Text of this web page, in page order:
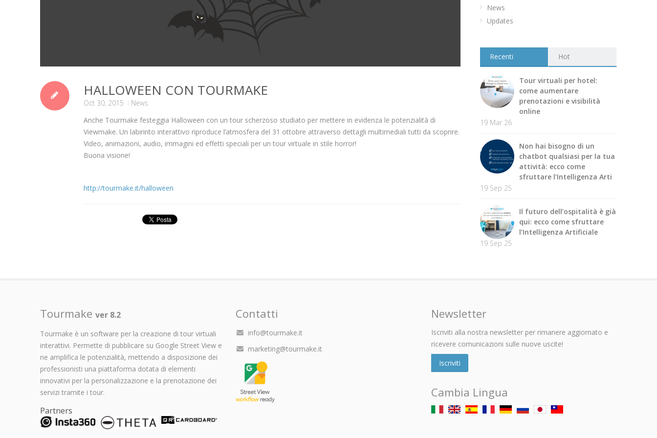
HALLOWEEN CON TOURMAKE
Oct 30, 2015
News
Anche Tourmake festeggia Halloween con un tour scherzoso studiato per mettere in evidenza le potenzialità di
Viewmake. Un labirinto interattivo riproduce l’atmosfera del 31 ottobre attraverso dettagli multimediali tutti da scoprire.
Video, animazioni, audio, immagini ed effetti speciali per un tour virtuale in stile horror!
Buona visione!
http://tourmake.it/halloween
News
Updates
Recenti Hot
Tour virtuali per hotel:
come aumentare
prenotazioni e visibilità
online
19 Mar 26
Non hai bisogno di un
chatbot qualsiasi per la tua
attività: ecco come
sfruttare l’Intelligenza Arti
19 Sep 25
Il futuro dell’ospitalità è già
qui: ecco come sfruttare
l’Intelligenza Artificiale
19 Sep 25
Tourmake ver 8.2
Tourmake è un software per la creazione di tour virtuali
interattivi. Permette di pubblicare su Google Street View e
ne amplifica le potenzialità, mettendo a disposizione dei
professionisti una piattaforma dotata di elementi
innovativi per la personalizzazione e la prenotazione dei
servizi tramite i tour.
Partners
Contatti
info@tourmake.it
marketing@tourmake.it
Newsletter
Iscriviti alla nostra newsletter per rimanere aggiornato e
ricevere comunicazioni sulle nuove uscite!
Iscriviti
Cambia Lingua